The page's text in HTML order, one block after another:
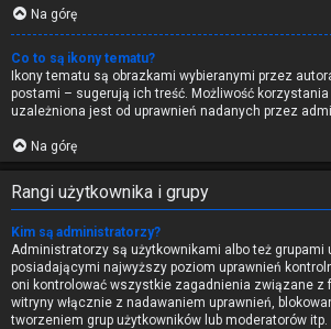
Na górę
Co to są ikony tematu?
Ikony tematu są obrazkami wybieranymi przez
postami – sugerują ich treść. Możliwość
uzależniona jest od uprawnień nadanych przez
Na górę
Rangi użytkownika i grupy
Kim są administratorzy?
Administratorzy są użytkownikami albo też grupami
posiadającymi najwyższy poziom uprawnień
oni kontrolować wszystkie zagadnienia związane z
witryny włącznie z nadawaniem uprawnień,
tworzeniem grup użytkowników lub moderatorów